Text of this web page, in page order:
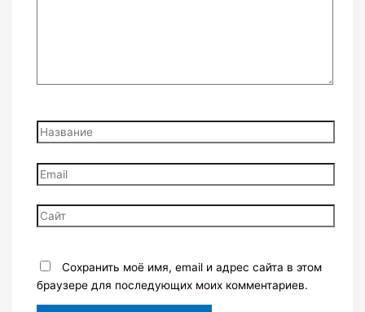
Название
Email
Сайт
Сохранить моё имя, email и адрес сайта в этом
браузере для последующих моих комментариев.